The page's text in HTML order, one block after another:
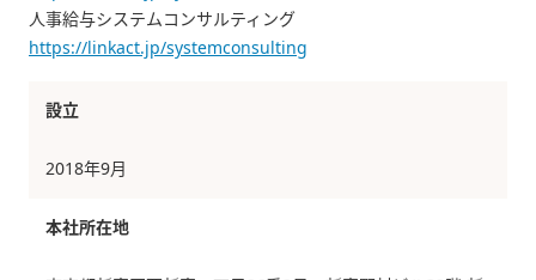
人事給与システムコンサルティング
https://linkact.jp/systemconsulting
設立
2018年9月
本社所在地